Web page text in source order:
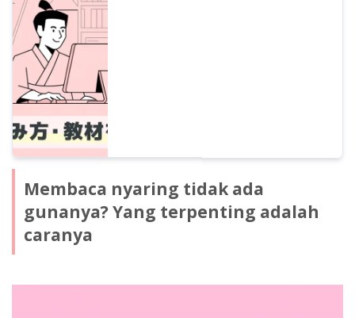
Membaca nyaring tidak ada
gunanya? Yang terpenting adalah
caranya